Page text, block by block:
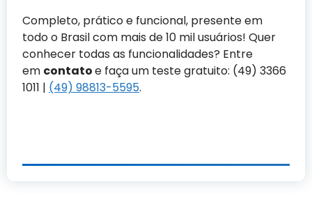
Completo, prático e funcional, presente em
todo o Brasil com mais de 10 mil usuários! Quer
conhecer todas as funcionalidades? Entre
em contatoe faça um teste gratuito: (49) 3366
1011 | (49) 98813-5595.